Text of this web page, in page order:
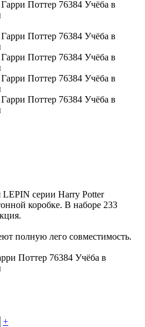
LEPIN серии Harry Potter
коробке. В наборе 233
полную лего совместимость.
Поттер 76384 Учёба в
+